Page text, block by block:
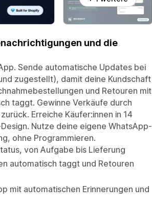
und die
Sende automatische Updates bei
zugestellt), damit deine Kundschaft
und Retouren mit
taggt. Gewinne Verkäufe durch
Erreiche Käufer:innen in 14
Nutze deine eigene WhatsApp-
ohne Programmieren.
von Aufgabe bis Lieferung
automatisch taggt und Retouren
mit automatischen Erinnerungen und